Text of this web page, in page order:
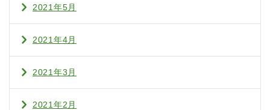
2021年5月
2021年4月
2021年3月
2021年2月